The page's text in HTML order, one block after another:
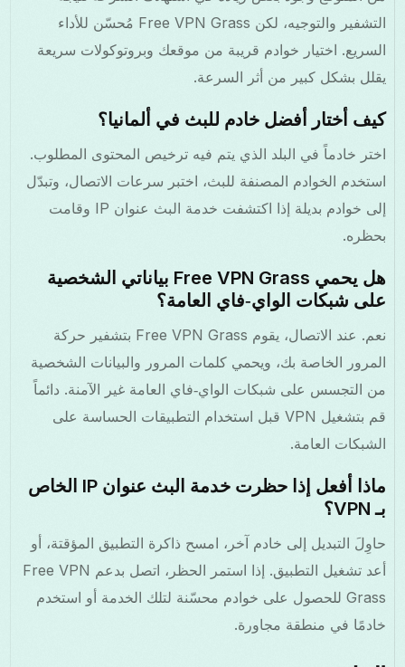
التشفير والتوجيه، لكن Free VPN Grass مُحسّن للأداء
السريع. اختيار خوادم قريبة من موقعك وبروتوكولات سريعة
يقلل بشكل كبير من أثر السرعة.
كيف أختار أفضل خادم للبث في ألمانيا؟
اختر خادماً في البلد الذي يتم فيه ترخيص المحتوى المطلوب.
استخدم الخوادم المصنفة للبث، اختبر سرعات الاتصال، وتبدّل
إلى خوادم بديلة إذا اكتشفت خدمة البث عنوان IP وقامت
بحظره.
هل يحمي Free VPN Grass بياناتي الشخصية
على شبكات الواي‑فاي العامة؟
نعم. عند الاتصال، يقوم Free VPN Grass بتشفير حركة
المرور الخاصة بك، ويحمي كلمات المرور والبيانات الشخصية
من التجسس على شبكات الواي‑فاي العامة غير الآمنة. دائماً
قم بتشغيل VPN قبل استخدام التطبيقات الحساسة على
الشبكات العامة.
ماذا أفعل إذا حظرت خدمة البث عنوان IP الخاص
بـ VPN؟
حاوِلَ التبديل إلى خادم آخر، امسح ذاكرة التطبيق المؤقتة، أو
أعد تشغيل التطبيق. إذا استمر الحظر، اتصل بدعم Free VPN
Grass للحصول على خوادم محسّنة لتلك الخدمة أو استخدم
خادمًا في منطقة مجاورة.